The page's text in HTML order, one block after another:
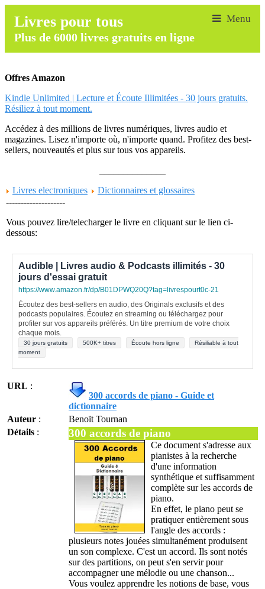
Livres pour tous
Plus de 6000 livres gratuits en ligne
Offres Amazon
Kindle Unlimited | Lecture et Écoute Illimitées - 30 jours gratuits.
Résiliez à tout moment.
Accédez à des millions de livres numériques, livres audio et
magazines. Lisez n'importe où, n'importe quand. Profitez des best-
sellers, nouveautés et plus sur tous vos appareils.
Livres electroniques
Dictionnaires et glossaires
--------------------
Vous pouvez lire/telecharger le livre en cliquant sur le lien ci-
dessous:
Audible | Livres audio & Podcasts illimités - 30
jours d'essai gratuit
https://www.amazon.fr/dp/B01DPWQ20Q?tag=livrespourt0c-21
Écoutez des best-sellers en audio, des Originals exclusifs et des
podcasts populaires. Écoutez en streaming ou téléchargez pour
profiter sur vos appareils préférés. Un titre premium de votre choix
chaque mois.
30 jours gratuits 500K+ titres Écoute hors ligne
Résiliable à tout
moment
URL :
300 accords de piano - Guide et
dictionnaire
Auteur :
Benoït Tournan
Détails : 300 accords de piano
Ce document s'adresse aux
pianistes à la recherche
d'une information
synthétique et suffisamment
complète sur les accords de
piano.
En effet, le piano peut se
pratiquer entièrement sous
l'angle des accords :
plusieurs notes jouées simultanément produisent
un son complexe. C'est un accord. Ils sont notés
sur des partitions, on peut s'en servir pour
accompagner une mélodie ou une chanson...
Vous voulez apprendre les notions de base, vous